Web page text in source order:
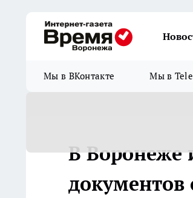
Мы в ВКонтакте Мы в
В Воронеже
документов